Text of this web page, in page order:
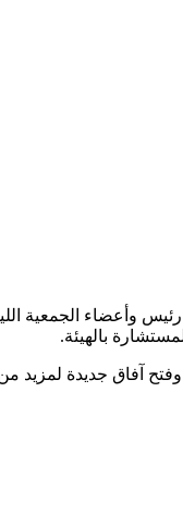
وأعضاء الجمعية
بالهيئة.
آفاق جديدة لمزيد